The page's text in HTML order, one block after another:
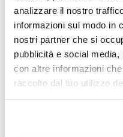
analizzare il nostro
informazioni sul modo in
nostri partner che si
pubblicità e social
con altre informazioni
raccolto dal tuo utilizzo
Cognome *
Email *